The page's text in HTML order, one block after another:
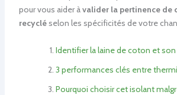
pour vous aider àvalider la pertinence de
recycléselon les spécificités de votre
Identifier la laine de coton et
3 performances clés entre
Pourquoi choisir cet isolant